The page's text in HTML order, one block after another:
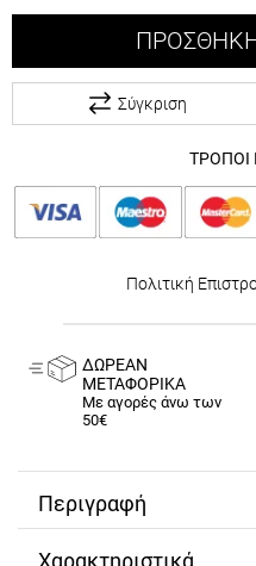
Σύγκριση
Πολιτική
ΔΩΡΕΑΝ
ΜΕΤΑΦΟΡΙΚΑ
Με αγορές άνω των
50€
Περιγραφή
Χαρακτηριστικά